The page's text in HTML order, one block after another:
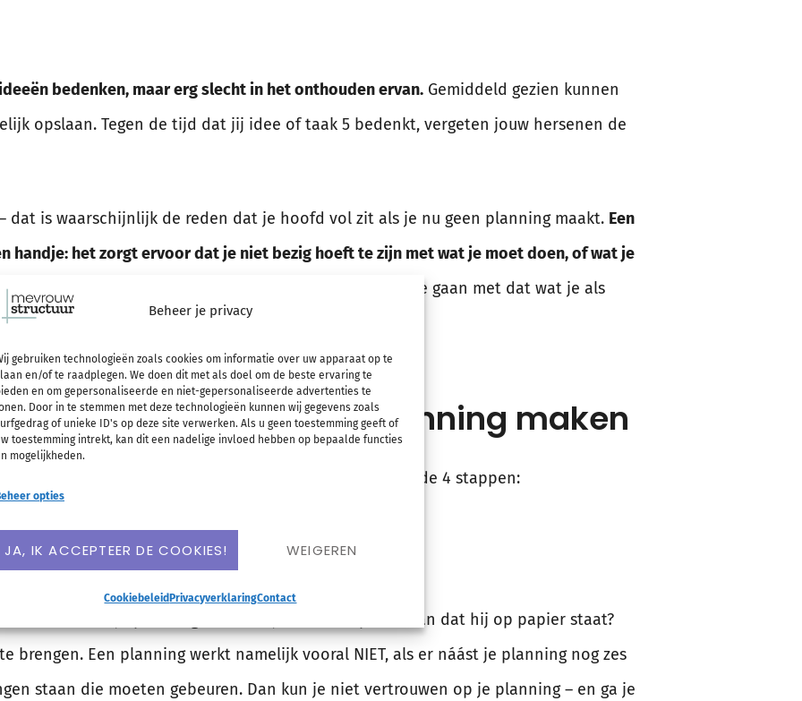
Beheer je privacy
gebruiken technologieën zoals cookies om informatie over uw apparaat op te
en/of te raadplegen. We doen dit met als doel om de beste ervaring te
en om gepersonaliseerde en niet-gepersonaliseerde advertenties te
Door in te stemmen met deze technologieën kunnen wij gegevens zoals
of unieke ID's op deze site verwerken. Als u geen toestemming geeft of
toestemming intrekt, kan dit een nadelige invloed hebben op bepaalde functies
mogelijkheden.
opties
JA, IK ACCEPTEER DE COOKIES! WEIGEREN
Cookiebeleid PrivacyverklaringContact
bedenken, maar erg slecht in het onthouden ervan. Gemiddeld gezien kunnen
opslaan. Tegen de tijd dat jij idee of taak 5 bedenkt, vergeten jouw hersenen de
dat is waarschijnlijk de reden dat je hoofd vol zit als je nu geen planning maakt. Een
handje: het zorgt ervoor dat je niet bezig hoeft te zijn met wat je moet doen, of wat je
je meer ruimte over om in het hier en nu aan de slag te gaan met dat wat je als
sneller en beter kunt uitvoeren!
een overzichtelijke planning maken
planning maken doe je met behulp van de volgende 4 stappen:
JE PLANNING MOET KOMEN
rond? Of zit je planning vooral in je hoofd in plaats van dat hij op papier staat?
brengen. Een planning werkt namelijk vooral NIET, als er náást je planning nog zes
staan die moeten gebeuren. Dan kun je niet vertrouwen op je planning – en ga je